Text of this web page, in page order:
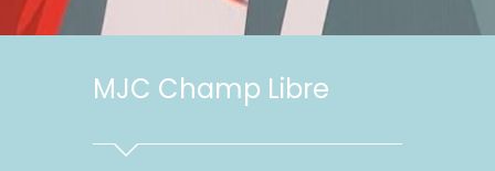
MJC Champ Libre